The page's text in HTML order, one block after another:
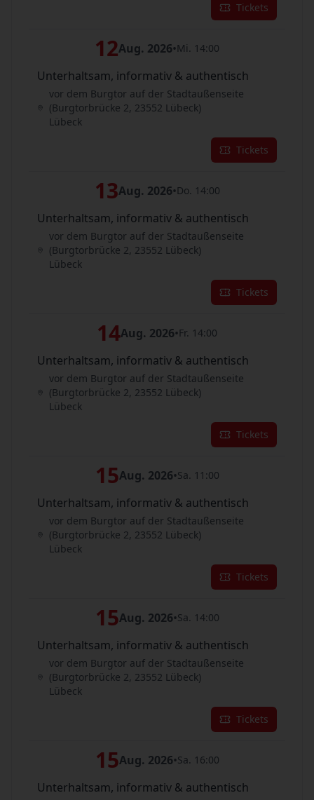
Tickets
12Aug. 2026•Mi. 14:00
Unterhaltsam, informativ & authentisch
vor dem Burgtor auf der Stadtaußenseite
(Burgtorbrücke 2, 23552 Lübeck)
Lübeck
Tickets
13Aug. 2026•Do. 14:00
Unterhaltsam, informativ & authentisch
vor dem Burgtor auf der Stadtaußenseite
(Burgtorbrücke 2, 23552 Lübeck)
Lübeck
Tickets
14Aug. 2026•Fr. 14:00
Unterhaltsam, informativ & authentisch
vor dem Burgtor auf der Stadtaußenseite
(Burgtorbrücke 2, 23552 Lübeck)
Lübeck
Tickets
15Aug. 2026•Sa. 11:00
Unterhaltsam, informativ & authentisch
vor dem Burgtor auf der Stadtaußenseite
(Burgtorbrücke 2, 23552 Lübeck)
Lübeck
Tickets
15Aug. 2026•Sa. 14:00
Unterhaltsam, informativ & authentisch
vor dem Burgtor auf der Stadtaußenseite
(Burgtorbrücke 2, 23552 Lübeck)
Lübeck
Tickets
15Aug. 2026•Sa. 16:00
Unterhaltsam, informativ & authentisch